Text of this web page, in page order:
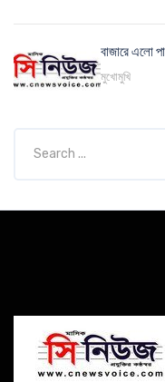
বাজারে এলো
মুখোমুখি